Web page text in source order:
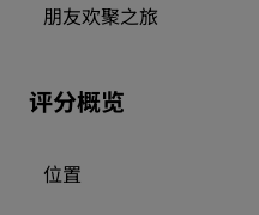
朋友欢聚之旅
评分概览
位置